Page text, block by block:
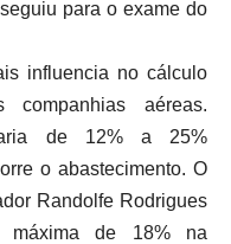
para o exame do
influencia no cálculo
companhias aéreas.
de 12% a 25%
o abastecimento. O
Randolfe Rodrigues
máxima de 18% na